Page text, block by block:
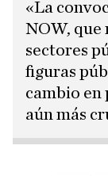
«La
NOW, que
sectores
figuras
cambio en
aún más